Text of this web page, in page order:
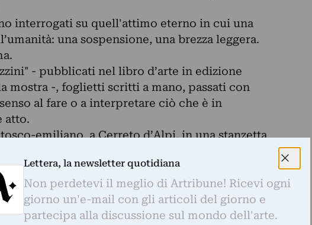
interrogati su quell'attimo eterno in cui una
una sospensione, una brezza leggera.
- pubblicati nel libro d’arte in edizione
mostra -, foglietti scritti a mano, passati con
al fare o a interpretare ciò che è in
atto.
emiliano, a Cerreto d’Alpi, in una stanzetta
avvolta in spirali di incenso come muta
monastero diffuso e senza Abate a
di capocchie di spilli vanno a comporre un
di oreficerie granulari nate e morte con le
nelle steppe d'Asia, al seguito del sole,
Lettera, la newsletter quotidiana
Non perdetevi il meglio di Artribune! Ricevi ogni
giorno un'e-mail con gli articoli del giorno e
partecipa alla discussione sul mondo dell'arte.